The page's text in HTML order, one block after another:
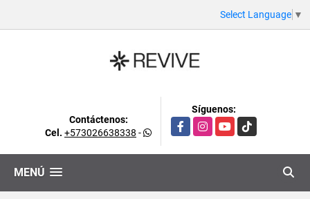
Select Language ▼
Contáctenos:
Cel. +573026638338 -
Síguenos:
FacebookInstagramYouTubeTikTok
MENÚ